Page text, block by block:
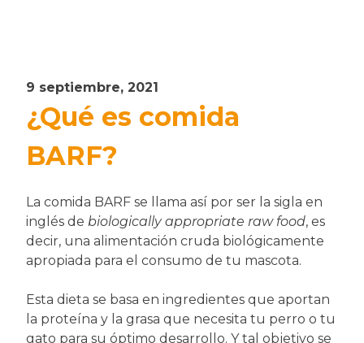
9 septiembre, 2021
¿Qué es comida
BARF?
La comida BARF se llama así por ser la sigla en
inglés de biologically appropriate raw food, es
decir, una alimentación cruda biológicamente
apropiada para el consumo de tu mascota.
Esta dieta se basa en ingredientes que aportan
la proteína y la grasa que necesita tu perro o tu
gato para su óptimo desarrollo. Y tal objetivo se